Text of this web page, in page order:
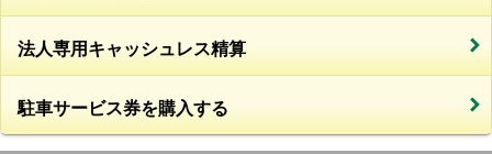
法人専用キャッシュレス精算
駐車サービス券を購入する